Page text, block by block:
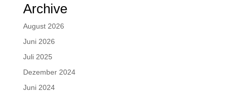
Archive
August 2026
Juni 2026
Juli 2025
Dezember 2024
Juni 2024